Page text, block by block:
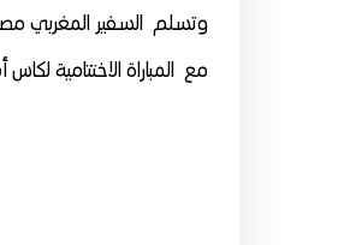
وتسلم السفير المغربي
مع المباراة الاختتامية لكاس